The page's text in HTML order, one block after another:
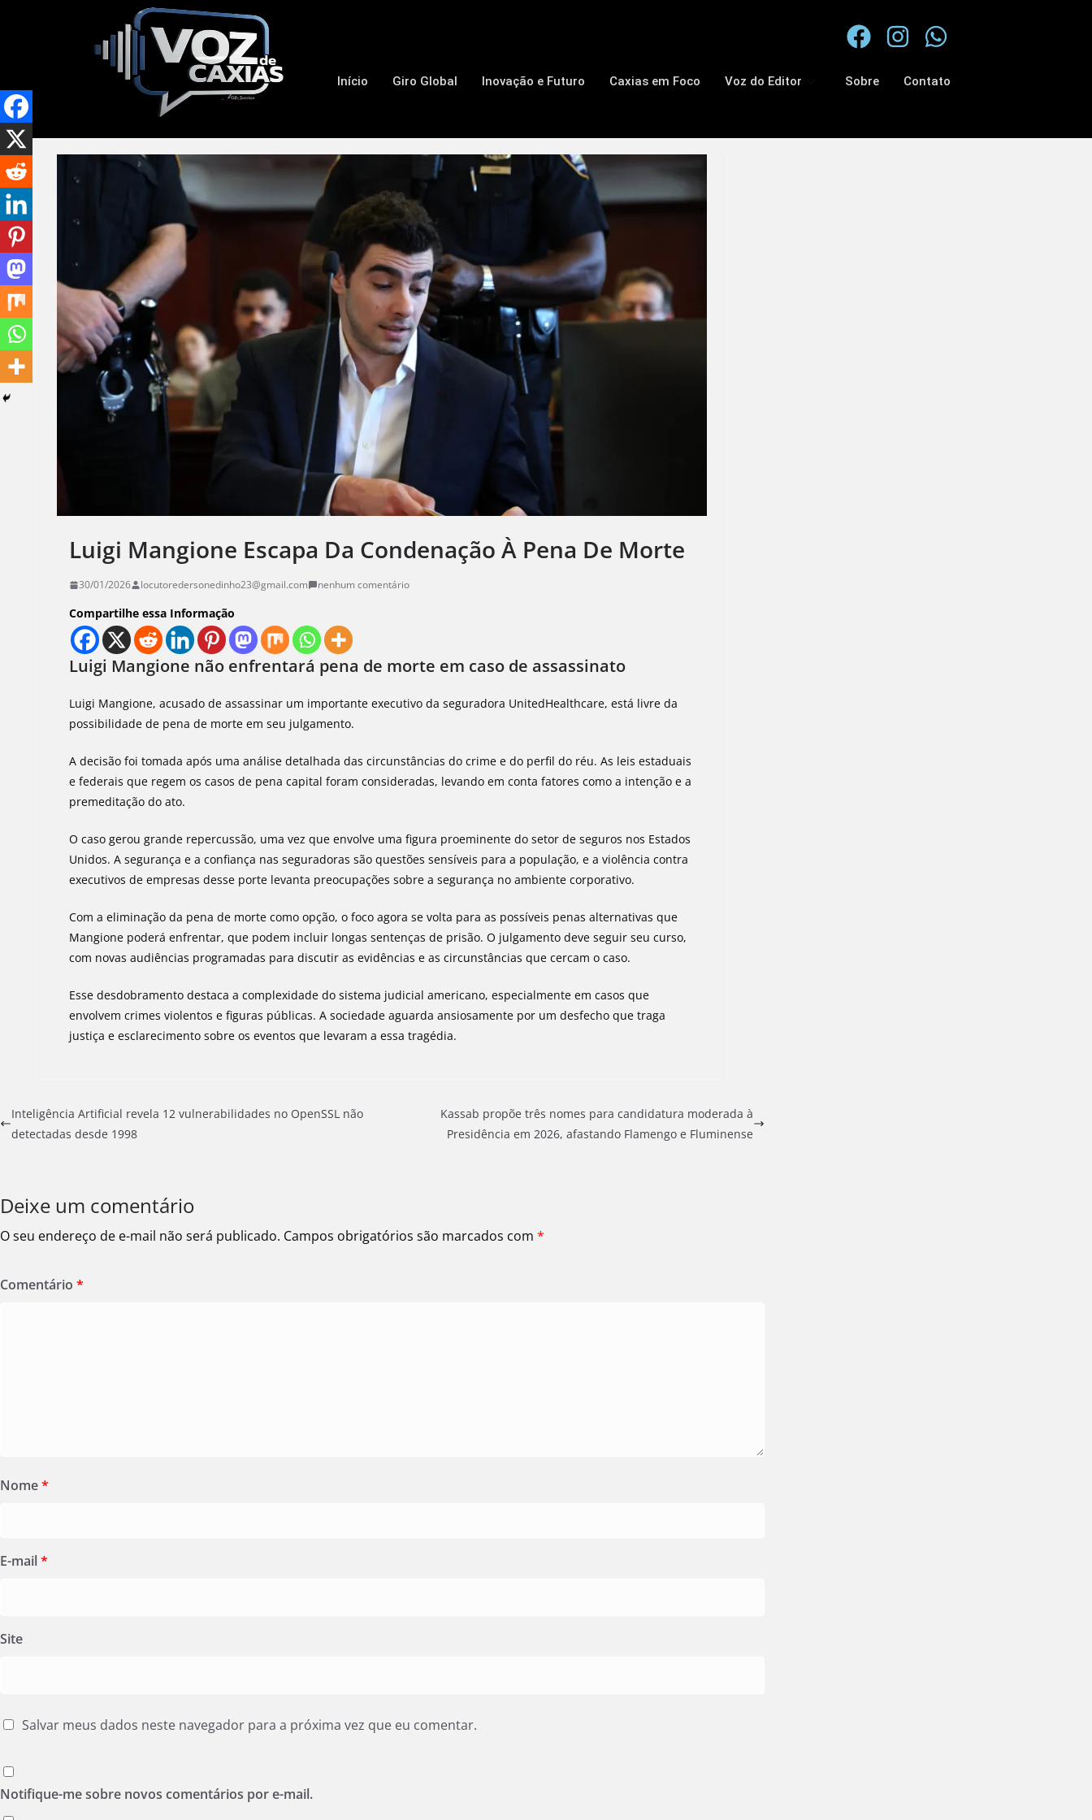
Início Giro Global Inovação e Futuro Caxias em Foco Voz do Editor Sobre Contato
Luigi Mangione Escapa Da Condenação À Pena De Morte
30/01/2026 locutoredersonedinho23@gmail.com nenhum comentário
Compartilhe essa Informação
Luigi Mangione não enfrentará pena de morte em caso de assassinato
Luigi Mangione, acusado de assassinar um importante executivo da seguradora UnitedHealthcare, está livre da
possibilidade de pena de morte em seu julgamento.
A decisão foi tomada após uma análise detalhada das circunstâncias do crime e do perfil do réu. As leis estaduais
e federais que regem os casos de pena capital foram consideradas, levando em conta fatores como a intenção e a
premeditação do ato.
O caso gerou grande repercussão, uma vez que envolve uma figura proeminente do setor de seguros nos Estados
Unidos. A segurança e a confiança nas seguradoras são questões sensíveis para a população, e a violência contra
executivos de empresas desse porte levanta preocupações sobre a segurança no ambiente corporativo.
Com a eliminação da pena de morte como opção, o foco agora se volta para as possíveis penas alternativas que
Mangione poderá enfrentar, que podem incluir longas sentenças de prisão. O julgamento deve seguir seu curso,
com novas audiências programadas para discutir as evidências e as circunstâncias que cercam o caso.
Esse desdobramento destaca a complexidade do sistema judicial americano, especialmente em casos que
envolvem crimes violentos e figuras públicas. A sociedade aguarda ansiosamente por um desfecho que traga
justiça e esclarecimento sobre os eventos que levaram a essa tragédia.
Inteligência Artificial revela 12 vulnerabilidades no OpenSSL não
detectadas desde 1998
Kassab propõe três nomes para candidatura moderada à
Presidência em 2026, afastando Flamengo e Fluminense
Deixe um comentário
O seu endereço de e-mail não será publicado. Campos obrigatórios são marcados com *
Comentário *
Nome*
E-mail*
Site
Salvar meus dados neste navegador para a próxima vez que eu comentar.
Notifique-me sobre novos comentários por e-mail.